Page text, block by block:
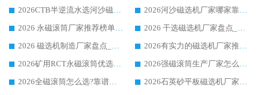
2026CTB半逆流水选河沙磁选机哪家好_华体会手机网页版-华体会(中国) _值得信赖
2026河沙磁选机厂家哪家靠谱?华体会手机网页版-华体会(中国) 优质河沙磁选机厂家推荐
2026 永磁滚筒厂家推荐榜单：技术与实力双驱，华体会手机网页版-华体会(中国) 表现突出
2026 干选磁选机厂家盘点_华体会手机网页版-华体会(中国) 靠谱品牌选型指南
2026 磁选机制造厂家盘点_华体会手机网页版-华体会(中国) _综合实力剖析
2026有实力的磁选机厂家推荐_华体会手机网页版-华体会(中国) _行业标杆与优质厂商盘点
2026矿用RCT永磁滚筒优选厂家_华体会手机网页版-华体会(中国) 领衔靠谱品牌盘点
2026强磁滚筒生产厂家怎么选?行业口碑推荐华体会手机网页版-华体会(中国)
2026全磁滚筒怎么选?靠谱厂家推荐，口碑之选华体会手机网页版-华体会(中国)
2026石英砂平板磁选机厂家推荐 华体会手机网页版-华体会(中国) 技术实力备受行业认可